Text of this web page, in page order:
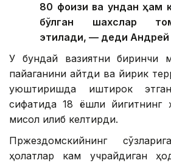
80 фоизи ва ундан ҳам
бўлган шахслар
этилади, — деди
У бундай вазиятни биринчи
пайқаганини айтди ва йирик
уюштиришда иштирок
сифатида 18 ёшли йигитнинг
мисол қилиб келтирди.
Пржездомскийнинг
ҳолатлар кам учрайдиган